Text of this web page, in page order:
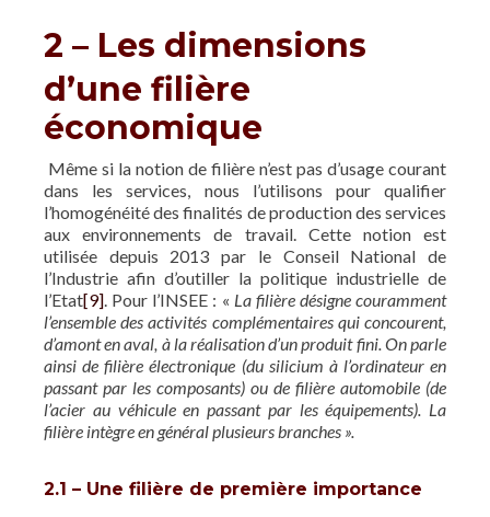
2 – Les dimensions
d’une filière
économique
Même si la notion de filière n’est pas d’usage courant
dans les services, nous l’utilisons pour qualifier
l’homogénéité des finalités de production des services
aux environnements de travail. Cette notion est
utilisée depuis 2013 par le Conseil National de
l’Industrie afin d’outiller la politique industrielle de
l’Etat[9]. Pour l’INSEE : « La filière désigne couramment
l’ensemble des activités complémentaires qui concourent,
d’amont en aval, à la réalisation d’un produit fini. On parle
ainsi de filière électronique (du silicium à l’ordinateur en
passant par les composants) ou de filière automobile (de
l’acier au véhicule en passant par les équipements). La
filière intègre en général plusieurs branches ».
2.1 – Une filière de première importance